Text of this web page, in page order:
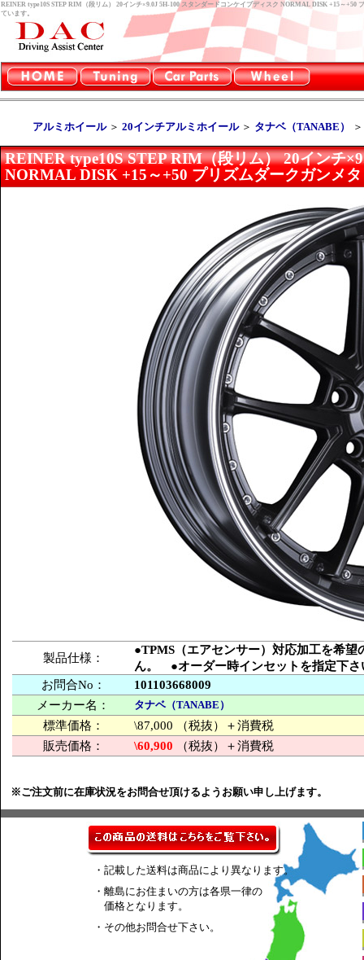
REINER type10S STEP RIM（段リム） 20インチ×9.0J 5H-100 スタンダードコンケイプディスク NORMAL DISK +15～
ています。
アルミホイール＞ 20インチアルミホイール＞ タナベ（TANABE）
REINER type10S STEP RIM（段リム） 20インチ
NORMAL DISK +15～+50 プリズムダークガンメ
製品仕様：
●TPMS（エアセンサー）対応加工を希
ん。 ●オーダー時インセットを指定下
お問合No：
101103668009
メーカー名：
タナベ（TANABE）
標準価格：
\87,000 （税抜）＋消費税
販売価格：
\60,900 （税抜）＋消費税
※ご注文前に在庫状況をお問合せ頂けるようお願い申し上げます。
・記載した送料は商品により異なります。
・離島にお住まいの方は各県一律の
価格となります。
・その他お問合せ下さい。